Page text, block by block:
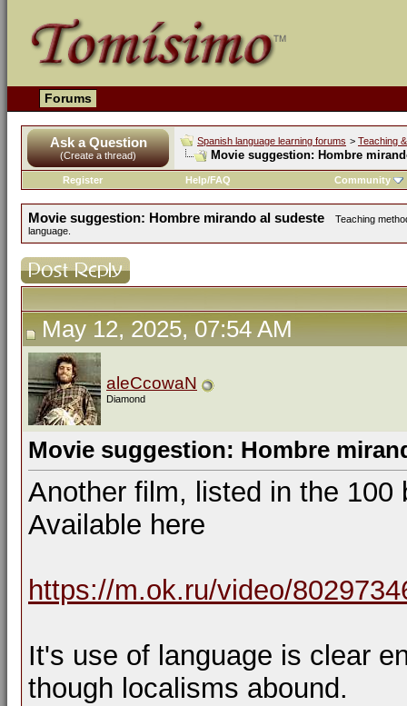
Forums
Ask a Question
(Create a thread)
Spanish language learning forums > Teaching
Movie suggestion: Hombre
Register Help/FAQ Community
Movie suggestion: Hombre mirando al sudeste
Teaching
language.
May 12, 2025, 07:54 AM
aleCcowaN
Diamond
Movie suggestion: Hombre
Another film, listed in the
Available here
https://m.ok.ru/video/
It's use of language is clear
though localisms abound.